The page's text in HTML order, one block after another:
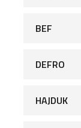
BEF
DEFRO
HAJDUK